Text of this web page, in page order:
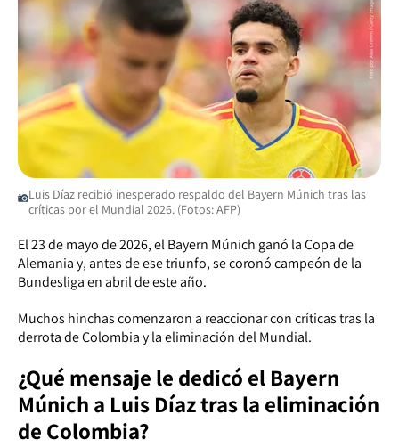
Luis Díaz recibió inesperado respaldo del Bayern Múnich tras las
críticas por el Mundial 2026. (Fotos: AFP)
El 23 de mayo de 2026, el Bayern Múnich ganó la Copa de
Alemania y, antes de ese triunfo, se coronó campeón de la
Bundesliga en abril de este año.
Muchos hinchas comenzaron a reaccionar con críticas tras la
derrota de Colombia y la eliminación del Mundial.
¿Qué mensaje le dedicó el Bayern
Múnich a Luis Díaz tras la eliminación
de Colombia?